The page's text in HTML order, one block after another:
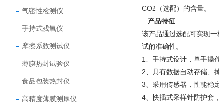
气密性检测仪
手持式残氧仪
摩擦系数测试仪
薄膜热封试验仪
食品包装热封仪
高精度薄膜测厚仪
CO2（选配）的含量。
产品特征
该产品通过选配可实现
试的准确性。
1、手持式设计，单手操
2、具有数据自动存储、
3、采用传感器，性能稳
4、快插式采样针防护套